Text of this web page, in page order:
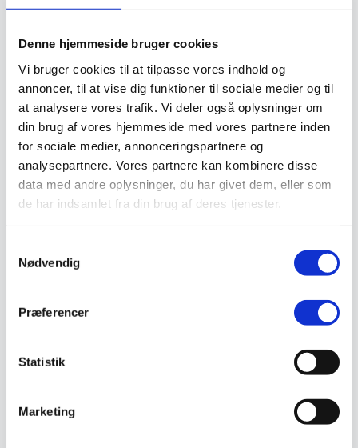
Denne hjemmeside bruger cookies
Vi bruger cookies til at tilpasse vores indhold og
annoncer, til at vise dig funktioner til sociale medier og til
at analysere vores trafik. Vi deler også oplysninger om
din brug af vores hjemmeside med vores partnere inden
for sociale medier, annonceringspartnere og
analysepartnere. Vores partnere kan kombinere disse
data med andre oplysninger, du har givet dem, eller som
de har indsamlet fra din brug af deres tjenester.
Nødvendig
Præferencer
Statistik
Marketing
Valg af sikkerhedssko
Skilte
Advarselsskilte
Brandskilte
Cykeloprydning
Forbudsskilte
Henvisningsskilte
Hunde
Klistermærke / Markat
Piktogrammer
Påbudsskilte
Standere, galger og beslag
Vejskilte
Sundhedsmiljø
Trafiksikkerhed
Værktøj